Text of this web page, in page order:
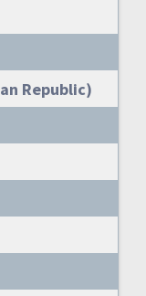
Republic)